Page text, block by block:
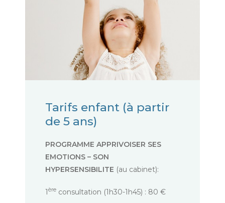
Tarifs enfant (à partir
de 5 ans)
PROGRAMME APPRIVOISER SES
EMOTIONS – SON
HYPERSENSIBILITE (au cabinet):
1ère consultation (1h30-1h45) : 80 €